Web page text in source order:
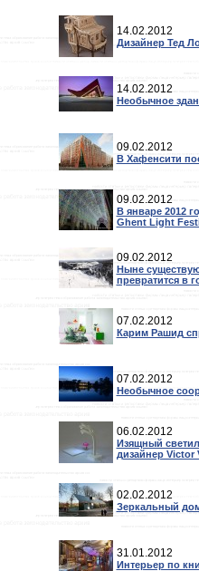
14.02.2012
Дизайнер Тед
14.02.2012
Необычное
09.02.2012
В Хафенсити
09.02.2012
В январе 2012
Ghent Light
09.02.2012
Ныне
превратится в
07.02.2012
Карим Рашид
07.02.2012
Необычное
06.02.2012
Изящный
дизайнер Victor
02.02.2012
Зеркальный
31.01.2012
Интерьер по